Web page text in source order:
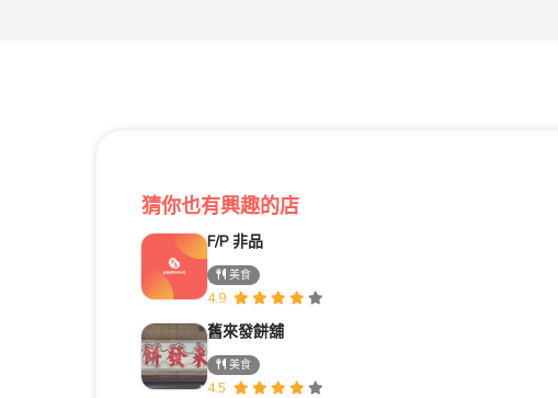
猜你也有興趣的店
F/P 非品
美食
4.9
舊來發餅舖
美食
4.5